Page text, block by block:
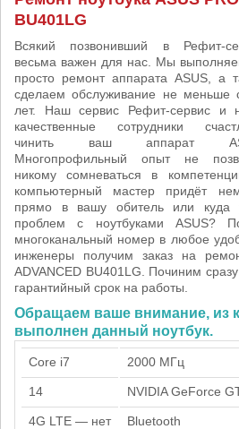
BU401LG
Всякий позвонивший в Рефит-
весьма важен для нас. Мы
просто ремонт аппарата ASUS, а
сделаем обслуживание не меньше
лет. Наш сервис Рефит-сервис и
качественные сотрудники
чинить ваш аппарат
Многопрофильный опыт не
никому сомневаться в
компьютерный мастер придёт
прямо в вашу обитель или куда
проблем с ноутбуками ASUS?
многоканальный номер в любое
инженеры получим заказ на
ADVANCED BU401LG. Починим
гарантийный срок на работы.
Обращаем ваше внимание, из
выполнен данный ноутбук.
Core i7 2000 МГц
14 NVIDIA GeForce
4G LTE — нет Bluetooth